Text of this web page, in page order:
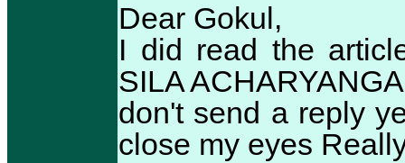
Dear Gokul,
I did read the
SILA
don't send a reply
close my eyes